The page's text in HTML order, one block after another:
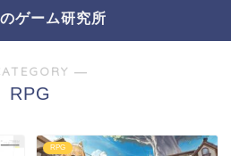
ゲーム研究所
―
RPG
RPG